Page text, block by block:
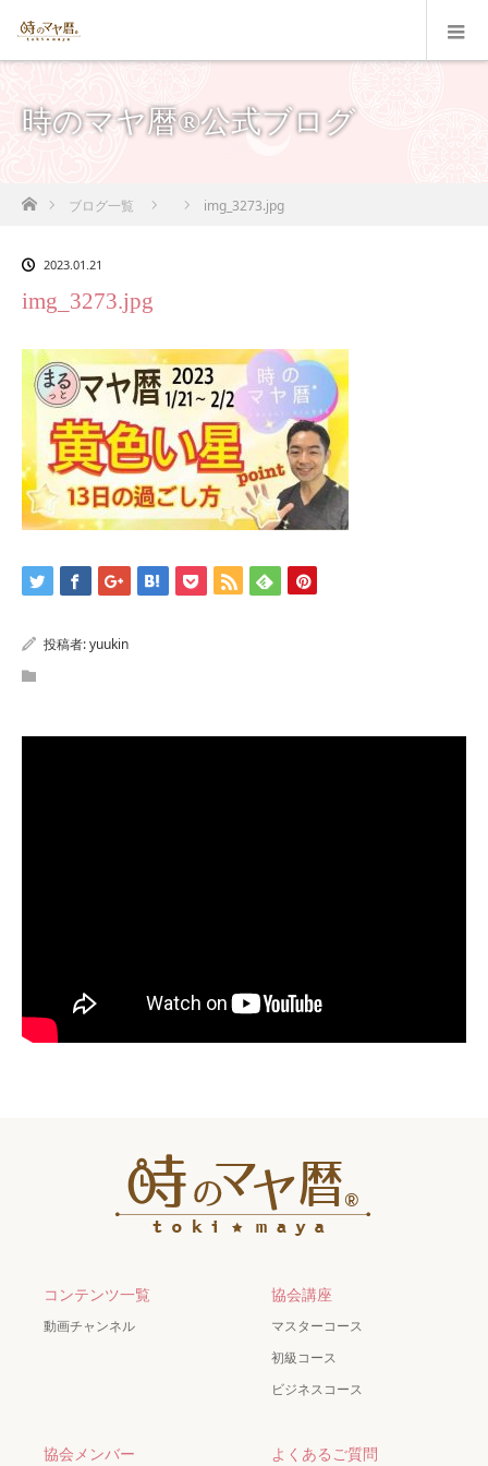
時のマヤ暦®公式ブログ
ホームブログ一覧 img_3273.jpg
2023.01.21
img_3273.jpg
投稿者:yuukin
コンテンツ一覧
動画チャンネル
協会講座
マスターコース
初級コース
ビジネスコース
協会メンバー よくあるご質問